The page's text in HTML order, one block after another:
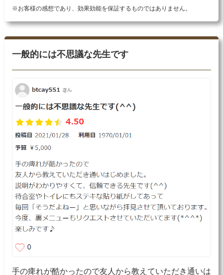
※お客様の感想であり、効果効能を保証するものではありません。
一般的には不思議な先生です
手の痺れが酷かったので友人から教えていただき通いは